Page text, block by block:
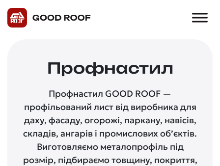
Профнастил
Профнастил GOOD ROOF —
профільований лист від виробника для
даху, фасаду, огорожі, паркану, навісів,
складів, ангарів і промислових об’єктів.
Виготовляємо металопрофіль під
розмір, підбираємо товщину, покриття,